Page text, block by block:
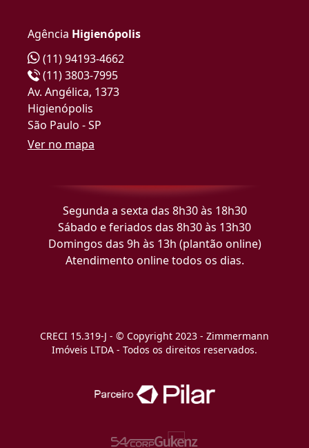
Agência Higienópolis
(11) 94193-4662
(11) 3803-7995
Av. Angélica, 1373
Higienópolis
São Paulo - SP
Ver no mapa
Segunda a sexta das 8h30 às 18h30
Sábado e feriados das 8h30 às 13h30
Domingos das 9h às 13h (plantão online)
Atendimento online todos os dias.
CRECI 15.319-J - © Copyright 2023 - Zimmermann
Imóveis LTDA - Todos os direitos reservados.